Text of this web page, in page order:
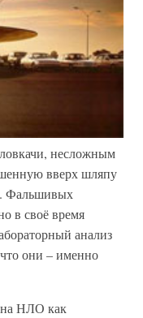
несложным
вверх шляпу
Фальшивых
в своё время
анализ
они – именно
НЛО как